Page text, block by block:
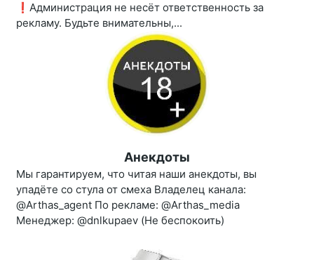
❗️Администрация не несёт ответственность за
рекламу. Будьте внимательны,...
Анекдоты
Мы гарантируем, что читая наши анекдоты, вы
упадёте со стула от смеха Владелец канала:
@Arthas_agent По рекламе: @Arthas_media
Менеджер: @dnlkupaev (Не беспокоить)